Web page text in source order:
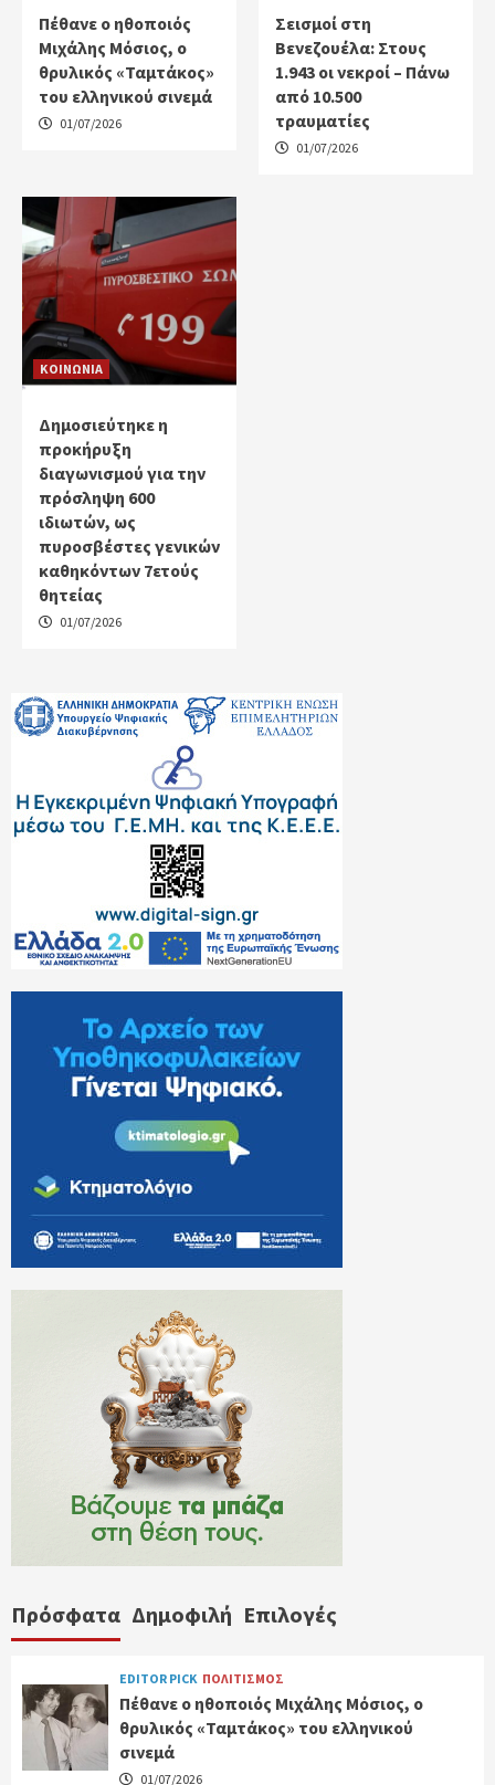
Πέθανε ο ηθοποιός
Μιχάλης Μόσιος, ο
θρυλικός «Ταμτάκος»
του ελληνικού σινεμά
01/07/2026
Σεισμοί στη
Βενεζουέλα: Στους
1.943 οι νεκροί – Πάνω
από 10.500
τραυματίες
01/07/2026
ΚΟΙΝΩΝΙΑ
Δημοσιεύτηκε η
προκήρυξη
διαγωνισμού για την
πρόσληψη 600
ιδιωτών, ως
πυροσβέστες γενικών
καθηκόντων 7ετούς
θητείας
01/07/2026
Πρόσφατα Δημοφιλή Επιλογές
EDITOR PICK ΠΟΛΙΤΙΣΜΟΣ
Πέθανε ο ηθοποιός Μιχάλης Μόσιος, ο
θρυλικός «Ταμτάκος» του ελληνικού
σινεμά
01/07/2026